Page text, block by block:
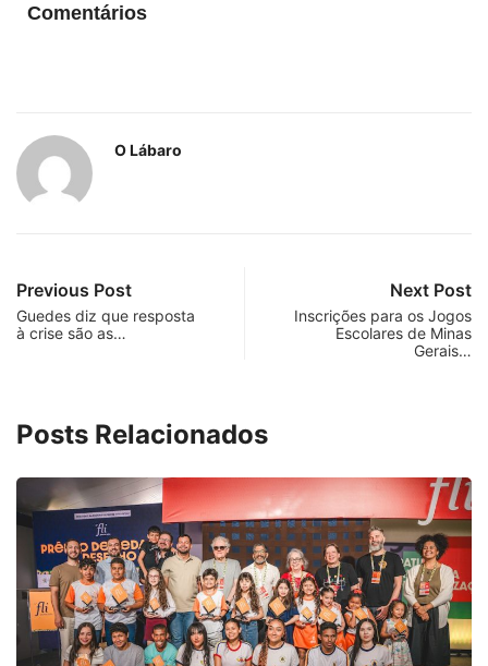
Comentários
O Lábaro
Previous Post
Guedes diz que resposta
à crise são as…
Next Post
Inscrições para os Jogos
Escolares de Minas
Gerais…
Posts Relacionados